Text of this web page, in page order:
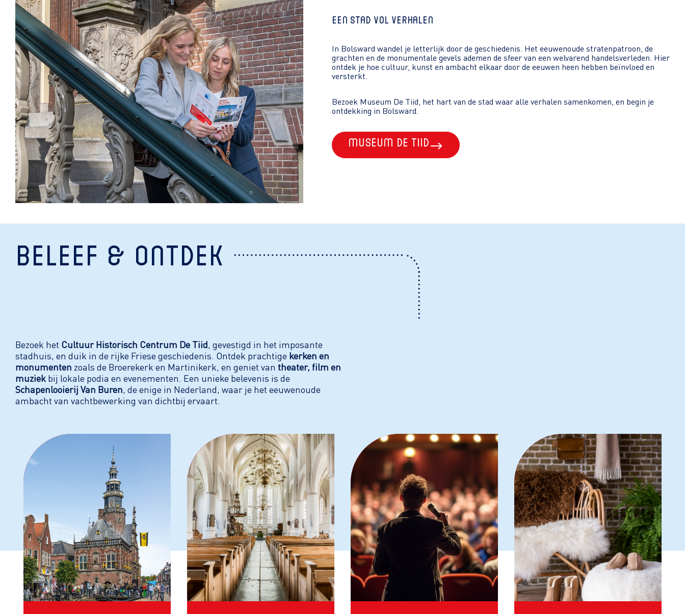
een stad vol verhalen
In Bolsward wandel je letterlijk door de geschiedenis. Het eeuwenoude stratenpatroon, de
grachten en de monumentale gevels ademen de sfeer van een welvarend handelsverleden. Hier
ontdek je hoe cultuur, kunst en ambacht elkaar door de eeuwen heen hebben beïnvloed en
versterkt.
Bezoek Museum De Tiid, het hart van de stad waar alle verhalen samenkomen, en begin je
ontdekking in Bolsward.
Museum De Tiid
Beleef & Ontdek
Bezoek het Cultuur Historisch Centrum De Tiid, gevestigd in het imposante
stadhuis, en duik in de rijke Friese geschiedenis. Ontdek prachtige kerken en
monumenten zoals de Broerekerk en Martinikerk, en geniet van theater, film en
muziek bij lokale podia en evenementen. Een unieke belevenis is de
Schapenlooierij Van Buren, de enige in Nederland, waar je het eeuwenoude
ambacht van vachtbewerking van dichtbij ervaart.